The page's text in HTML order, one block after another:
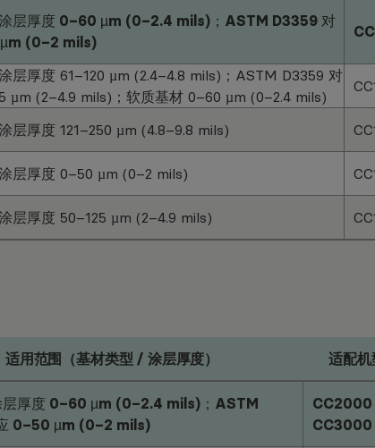
层厚度 0–60 µm (0–2.4 mils)；ASTM D3359 对
(0–2 mils)
层厚度 61–120 µm (2.4–4.8 mils)；ASTM D3359 对
µm (2–4.9 mils)；软质基材 0–60 µm (0–2.4 mils)
层厚度 121–250 µm (4.8–9.8 mils)
层厚度 0–50 µm (0–2 mils)
层厚度 50–125 µm (2–4.9 mils)
适用范围（基材类型 / 涂层厚度） 适配机
层厚度 0–60 µm (0–2.4 mils)；ASTM
0–50 µm (0–2 mils)
CC2000
CC3000